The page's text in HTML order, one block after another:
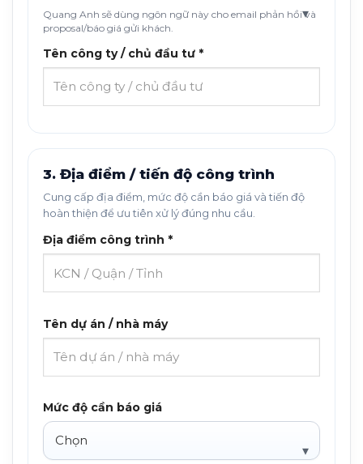
Quang Anh sẽ dùng ngôn ngữ này cho email phản hồi và
proposal/báo giá gửi khách.
Tên công ty / chủ đầu tư *
3. Địa điểm / tiến độ công trình
Cung cấp địa điểm, mức độ cần báo giá và tiến độ
hoàn thiện để ưu tiên xử lý đúng nhu cầu.
Địa điểm công trình *
Tên dự án / nhà máy
Mức độ cần báo giá